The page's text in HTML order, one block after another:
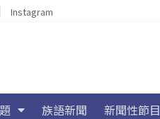
Instagram
族語新聞 新聞性節目